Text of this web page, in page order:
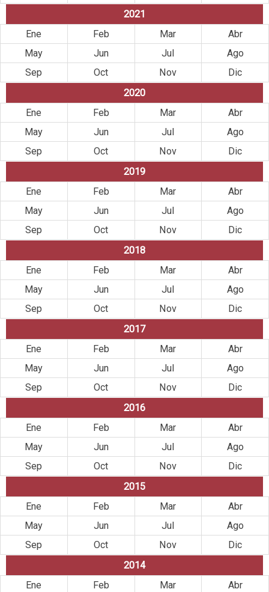
2021
Ene
Feb Mar
Abr
May
Jun Jul
Ago
Sep
Oct Nov
Dic
2020
Ene
Feb Mar
Abr
May
Jun Jul
Ago
Sep
Oct Nov
Dic
2019
Ene
Feb Mar
Abr
May
Jun Jul
Ago
Sep
Oct Nov
Dic
2018
Ene
Feb Mar
Abr
May
Jun Jul
Ago
Sep
Oct Nov
Dic
2017
Ene
Feb Mar
Abr
May
Jun Jul
Ago
Sep
Oct Nov
Dic
2016
Ene
Feb Mar
Abr
May
Jun Jul
Ago
Sep
Oct Nov
Dic
2015
Ene
Feb Mar
Abr
May
Jun Jul
Ago
Sep
Oct Nov
Dic
2014
Ene
Feb Mar
Abr